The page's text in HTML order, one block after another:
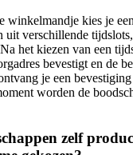
winkelmandje kies je
uit verschillende
het kiezen van een
bevestigt en de
je een
worden de
zelf